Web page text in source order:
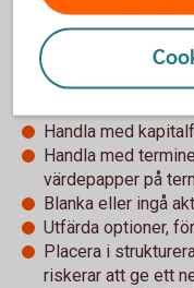
dotterbolag enligt
Blanka aktier, ingå
där underliggande
Handla med guld
Handla med
Handla med
värdepapper på
Blanka eller ingå
Utfärda optioner,
Placera i
riskerar att ge ett